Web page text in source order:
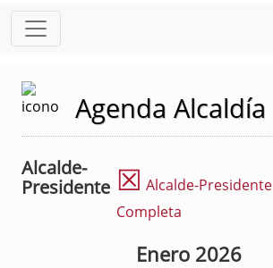
Agenda Alcaldía
Alcalde-
Presidente ☒ Alcalde-Presidente
Completa
Enero 2026